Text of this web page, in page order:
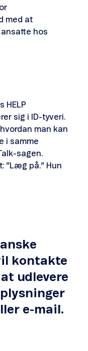
med at
hos
HELP
sig i ID-tyveri.
man kan
i samme
sagen.
”Læg på.” Hun
kontakte
udlevere
e-mail.